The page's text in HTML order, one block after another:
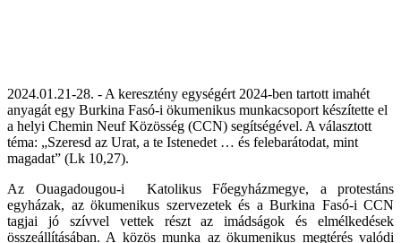
2024.01.21-28. - A keresztény egységért 2024-ben tartott imahét
anyagát egy Burkina Fasó-i ökumenikus munkacsoport készítette el
a helyi Chemin Neuf Közösség (CCN) segítségével. A választott
téma: „Szeresd az Urat, a te Istenedet … és felebarátodat, mint
magadat” (Lk 10,27).
Az Ouagadougou-i Katolikus Főegyházmegye, a protestáns
egyházak, az ökumenikus szervezetek és a Burkina Fasó-i CCN
tagjai jó szívvel vettek részt az imádságok és elmélkedések
összeállításában. A közös munka az ökumenikus megtérés valódi